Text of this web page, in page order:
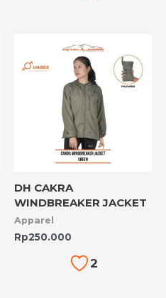
DH CAKRA
WINDBREAKER JACKET
Apparel
Rp250.000
2